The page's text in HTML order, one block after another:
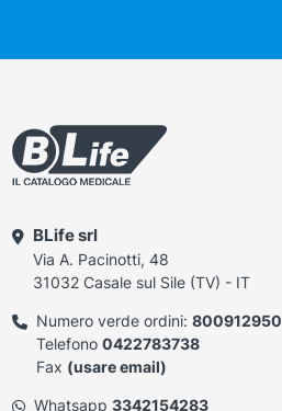
BLife srl
Via A. Pacinotti, 48
31032 Casale sul Sile (TV) - IT
Numero verde ordini: 800912950
Telefono 0422783738
Fax (usare email)
Whatsapp 3342154283